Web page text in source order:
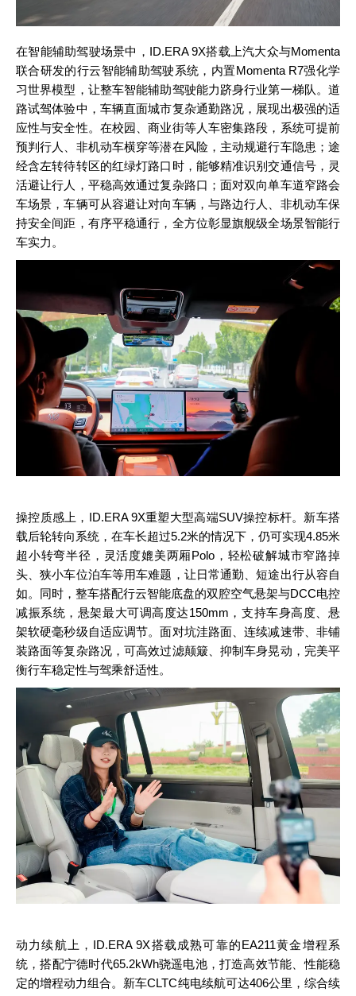
在智能辅助驾驶场景中，ID.ERA 9X搭载上汽大众与Momenta
联合研发的行云智能辅助驾驶系统，内置Momenta R7强化学
习世界模型，让整车智能辅助驾驶能力跻身行业第一梯队。道
路试驾体验中，车辆直面城市复杂通勤路况，展现出极强的适
应性与安全性。在校园、商业街等人车密集路段，系统可提前
预判行人、非机动车横穿等潜在风险，主动规避行车隐患；途
经含左转待转区的红绿灯路口时，能够精准识别交通信号，灵
活避让行人，平稳高效通过复杂路口；面对双向单车道窄路会
车场景，车辆可从容避让对向车辆，与路边行人、非机动车保
持安全间距，有序平稳通行，全方位彰显旗舰级全场景智能行
车实力。
操控质感上，ID.ERA 9X重塑大型高端SUV操控标杆。新车搭
载后轮转向系统，在车长超过5.2米的情况下，仍可实现4.85米
超小转弯半径，灵活度媲美两厢Polo，轻松破解城市窄路掉
头、狭小车位泊车等用车难题，让日常通勤、短途出行从容自
如。同时，整车搭配行云智能底盘的双腔空气悬架与DCC电控
减振系统，悬架最大可调高度达150mm，支持车身高度、悬
架软硬毫秒级自适应调节。面对坑洼路面、连续减速带、非铺
装路面等复杂路况，可高效过滤颠簸、抑制车身晃动，完美平
衡行车稳定性与驾乘舒适性。
动力续航上，ID.ERA 9X搭载成熟可靠的EA211黄金增程系
统，搭配宁德时代65.2kWh骁遥电池，打造高效节能、性能稳
定的增程动力组合。新车CLTC纯电续航可达406公里，综合续